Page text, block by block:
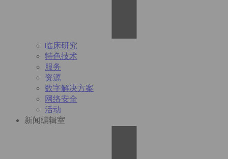
临床研究
特色技术
服务
资源
数字解决方案
网络安全
活动
新闻编辑室